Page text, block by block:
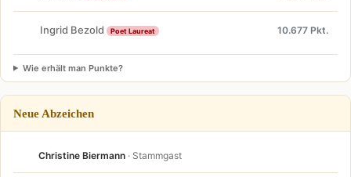
Ingrid Bezold Poet Laureat 10.677 Pkt.
Wie erhält man Punkte?
Neue Abzeichen
Christine Biermann · Stammgast